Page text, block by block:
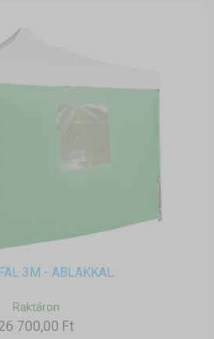
3M - ABLAKKAL
Raktáron
700,00 Ft